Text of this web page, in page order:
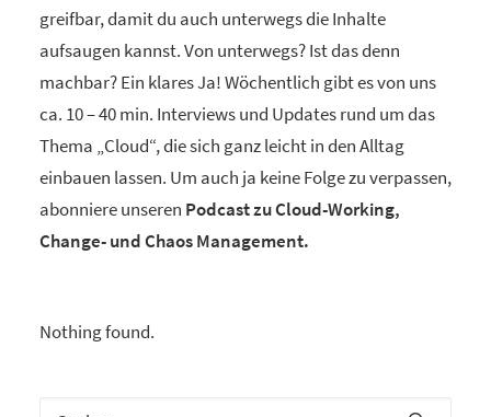
greifbar, damit du auch unterwegs die Inhalte
aufsaugen kannst. Von unterwegs? Ist das denn
machbar? Ein klares Ja! Wöchentlich gibt es von uns
ca. 10 – 40 min. Interviews und Updates rund um das
Thema „Cloud“, die sich ganz leicht in den Alltag
einbauen lassen. Um auch ja keine Folge zu verpassen,
abonniere unseren Podcast zu Cloud-Working,
Change- und Chaos Management.
Nothing found.